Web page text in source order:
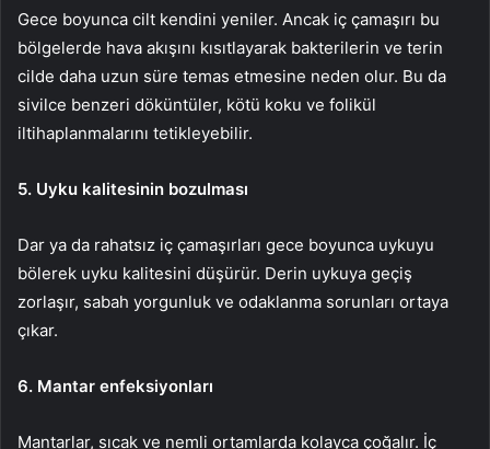
Gece boyunca cilt kendini yeniler. Ancak iç çamaşırı bu
bölgelerde hava akışını kısıtlayarak bakterilerin ve terin
cilde daha uzun süre temas etmesine neden olur. Bu da
sivilce benzeri döküntüler, kötü koku ve folikül
iltihaplanmalarını tetikleyebilir.
5. Uyku kalitesinin bozulması
Dar ya da rahatsız iç çamaşırları gece boyunca uykuyu
bölerek uyku kalitesini düşürür. Derin uykuya geçiş
zorlaşır, sabah yorgunluk ve odaklanma sorunları ortaya
çıkar.
6. Mantar enfeksiyonları
Mantarlar, sıcak ve nemli ortamlarda kolayca çoğalır. İç